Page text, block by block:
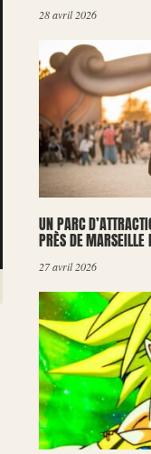
28 avril 2026
UN PARC
PRÈS DE
27 avril 2026